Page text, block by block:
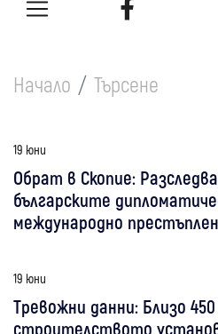
Начало Търсене
19 юни
Обрат в Скопие:
българските
международно
19 юни
Тревожни данни: Близо
строителството